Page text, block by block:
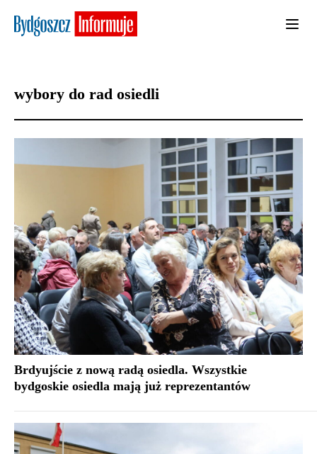
wybory do rad osiedli
Brdyujście z nową radą osiedla. Wszystkie
bydgoskie osiedla mają już reprezentantów